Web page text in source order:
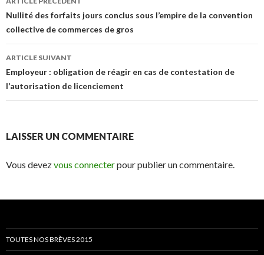
des
articles
Nullité des forfaits jours conclus sous l’empire de la convention
collective de commerces de gros
ARTICLE SUIVANT
Employeur : obligation de réagir en cas de contestation de
l’autorisation de licenciement
LAISSER UN COMMENTAIRE
Vous devezvous connecterpour publier un commentaire.
TOUTES NOS BRÈVES 2015